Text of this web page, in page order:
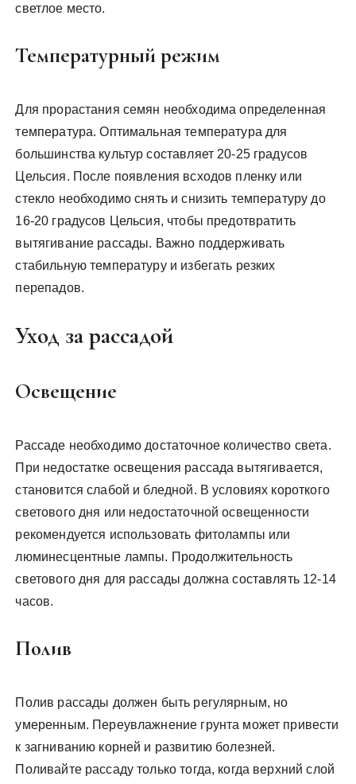
светлое место.
Температурный режим
Для прорастания семян необходима определенная
температура. Оптимальная температура для
большинства культур составляет 20-25 градусов
Цельсия. После появления всходов пленку или
стекло необходимо снять и снизить температуру до
16-20 градусов Цельсия, чтобы предотвратить
вытягивание рассады. Важно поддерживать
стабильную температуру и избегать резких
перепадов.
Уход за рассадой
Освещение
Рассаде необходимо достаточное количество света.
При недостатке освещения рассада вытягивается,
становится слабой и бледной. В условиях короткого
светового дня или недостаточной освещенности
рекомендуется использовать фитолампы или
люминесцентные лампы. Продолжительность
светового дня для рассады должна составлять 12-14
часов.
Полив
Полив рассады должен быть регулярным, но
умеренным. Переувлажнение грунта может привести
к загниванию корней и развитию болезней.
Поливайте рассаду только тогда, когда верхний слой